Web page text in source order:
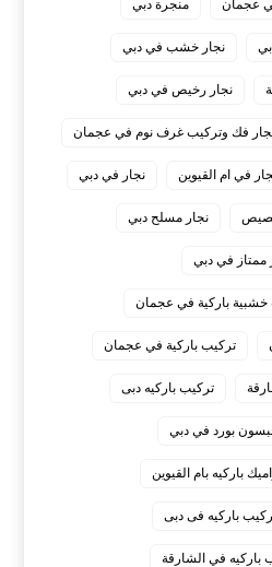
عجمان منجرة دبي
نجار خشب في دبي
نجار رخيص في دبي
فك وتركيب غرف نوم في عجمان
في ام القيوين نجار في دبي
نجار مسلح دبي
ممتاز في دبي
باركية في عجمان
‏تركيب باركية في عجمان
‏تركيب باركيه دبى
بورد في دبي
باركيه بام القيوين
باركيه فى دبى
باركيه في الشارقة